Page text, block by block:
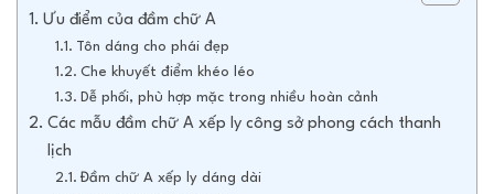
Ưu điểm của đầm chữ A
Tôn dáng cho phái đẹp
Che khuyết điểm khéo léo
Dễ phối, phù hợp mặc trong nhiều hoàn cảnh
Các mẫu đầm chữ A xếp ly công sở phong cách thanh
lịch
Đầm chữ A xếp ly dáng dài